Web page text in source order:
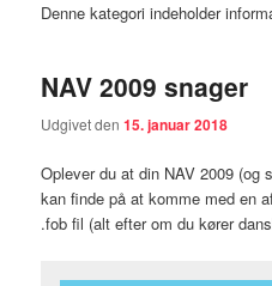
Denne kategori indeholder
NAV 2009 snager
Udgivet den15. januar 2018
Oplever du at din NAV 2009 (og
kan finde på at komme med en
.fob fil (alt efter om du kører